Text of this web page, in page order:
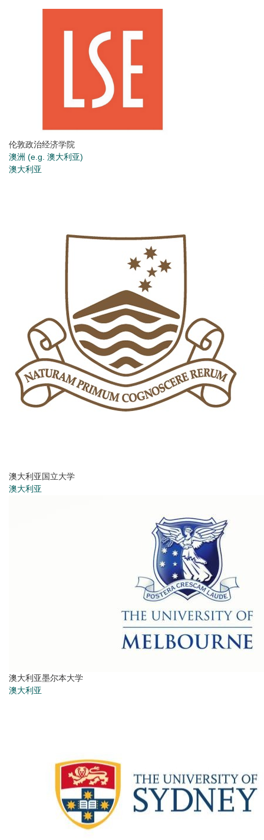
伦敦政治经济学院
澳洲 (e.g. 澳大利亚)
澳大利亚
澳大利亚国立大学
澳大利亚
澳大利亚墨尔本大学
澳大利亚